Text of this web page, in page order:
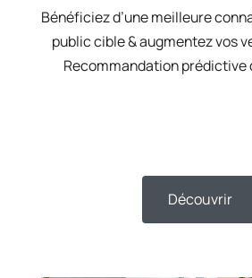
Bénéficiez d’une meilleure
public cible & augmentez vos
Recommandation prédictive
Découvrir